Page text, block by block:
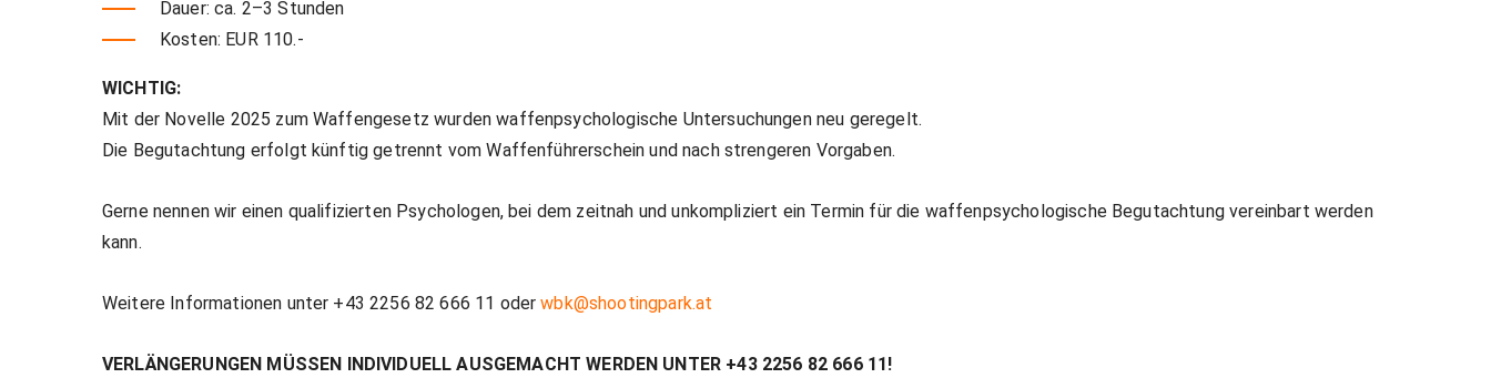
Dauer: ca. 2–3 Stunden
Kosten: EUR 110.-
WICHTIG:
Mit der Novelle 2025 zum Waffengesetz wurden waffenpsychologische Untersuchungen neu geregelt.
Die Begutachtung erfolgt künftig getrennt vom Waffenführerschein und nach strengeren Vorgaben.
Gerne nennen wir einen qualifizierten Psychologen, bei dem zeitnah und unkompliziert ein Termin für die waffenpsychologische Begutachtung vereinbart werden
kann.
Weitere Informationen unter +43 2256 82 666 11 oderwbk@shootingpark.at
VERLÄNGERUNGEN MÜSSEN INDIVIDUELL AUSGEMACHT WERDEN UNTER +43 2256 82 666 11!